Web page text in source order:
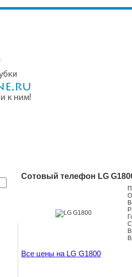
Сотовый телефон LG
Все цены на LG G1800